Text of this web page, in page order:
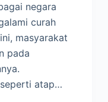
negara
curah
masyarakat
pada
seperti atap…